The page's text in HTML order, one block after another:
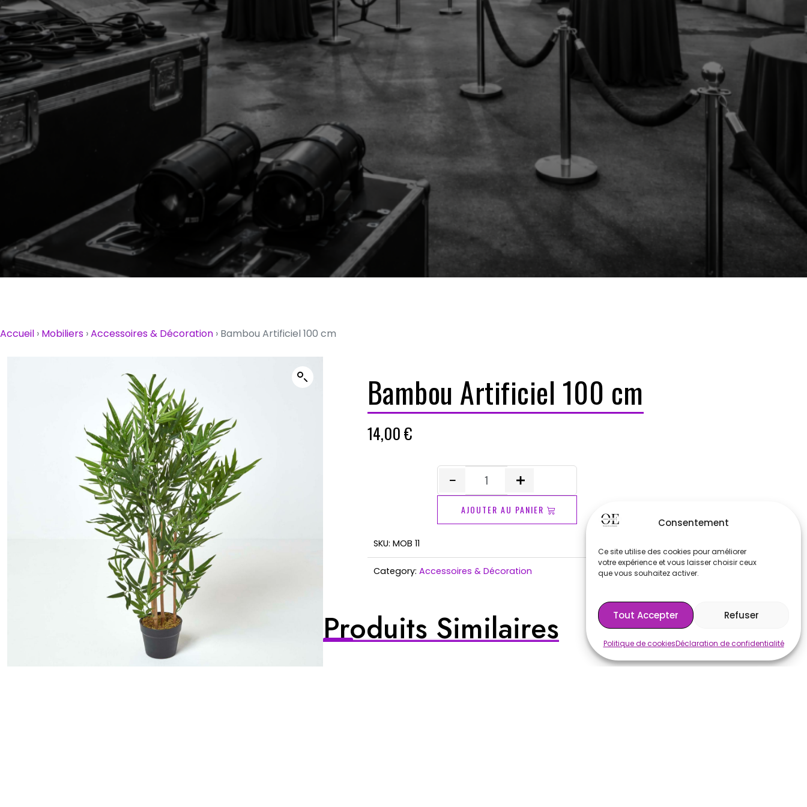
Consentement
Ce site utilise des cookies pour améliorer
votre expérience et vous laisser choisir ceux
que vous souhaitez activer.
Tout Accepter Refuser
Politique de cookiesDéclaration de confidentialité
Accueil › Mobiliers ›Accessoires & Décoration › Bambou Artificiel 100 cm
Bambou Artificiel 100 cm
14,00€
Bambou
100
cm
AJOUTER AU PANIER
SKU: MOB 11
Category: Accessoires & Décoration
Produits Similaires